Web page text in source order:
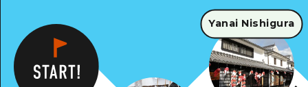
Yanai Nishigura